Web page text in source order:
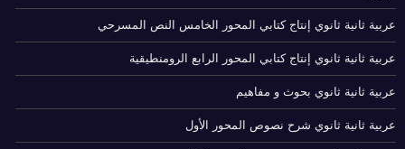
عربية ثانية ثانوي إنتاج كتابي المحور الخامس النص المسرحي
عربية ثانية ثانوي إنتاج كتابي المحور الرابع الرومنطيقية
عربية ثانية ثانوي بحوث و مفاهيم
عربية ثانية ثانوي شرح نصوص المحور الأول